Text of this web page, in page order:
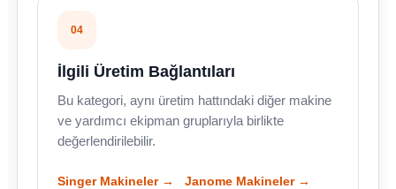
04
İlgili Üretim Bağlantıları
Bu kategori, aynı üretim hattındaki diğer makine
ve yardımcı ekipman gruplarıyla birlikte
değerlendirilebilir.
Singer Makineler → Janome Makineler →